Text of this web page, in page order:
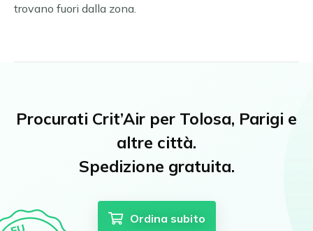
trovano fuori dalla zona.
Procurati Crit’Air per Tolosa, Parigi e
altre città.
Spedizione gratuita.
Ordina subito